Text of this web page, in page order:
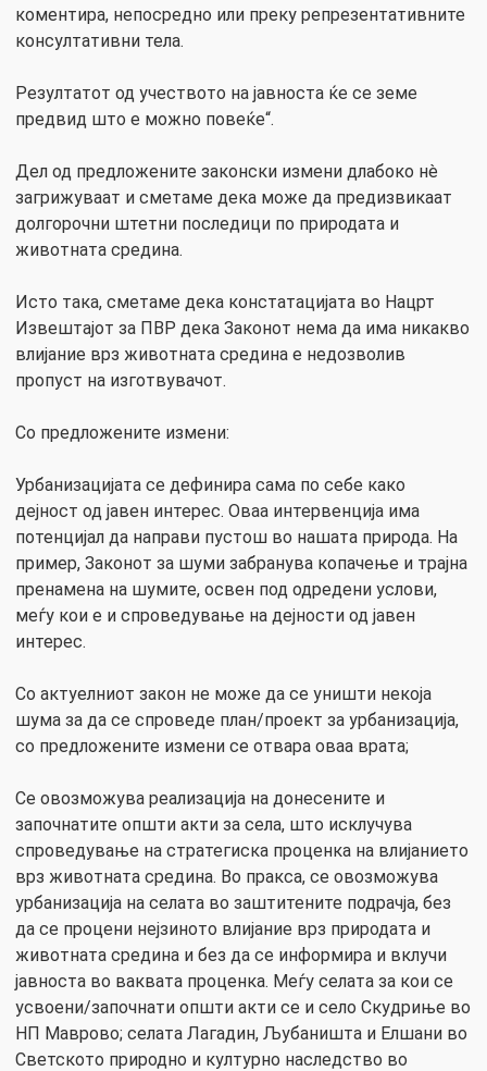
коментира, непосредно или преку репрезентативните
консултативни тела.
Резултатот од учеството на јавноста ќе се земе
предвид што е можно повеќе“.
Дел од предложените законски измени длабоко нè
загрижуваат и сметаме дека може да предизвикаат
долгорочни штетни последици по природата и
животната средина.
Исто така, сметаме дека констатацијата во Нацрт
Извештајот за ПВР дека Законот нема да има никакво
влијание врз животната средина е недозволив
пропуст на изготвувачот.
Со предложените измени:
Урбанизацијата се дефинира сама по себе како
дејност од јавен интерес. Оваа интервенција има
потенцијал да направи пустош во нашата природа. На
пример, Законот за шуми забранува копачење и трајна
пренамена на шумите, освен под одредени услови,
меѓу кои е и спроведување на дејности од јавен
интерес.
Со актуелниот закон не може да се уништи некоја
шума за да се спроведе план/проект за урбанизација,
со предложените измени се отвара оваа врата;
Се овозможува реализација на донесените и
започнатите општи акти за села, што исклучува
спроведување на стратегиска проценка на влијанието
врз животната средина. Во пракса, се овозможува
урбанизација на селата во заштитените подрачја, без
да се процени нејзиното влијание врз природата и
животната средина и без да се информира и вклучи
јавноста во ваквата проценка. Меѓу селата за кои се
усвоени/започнати општи акти се и село Скудриње во
НП Маврово; селата Лагадин, Љубаништа и Елшани во
Светското природно и културно наследство во